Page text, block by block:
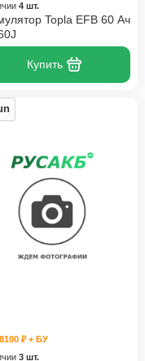
4 шт.
Topla EFB 60 Ач
Купить
8100 ₽ + БУ
3 шт.